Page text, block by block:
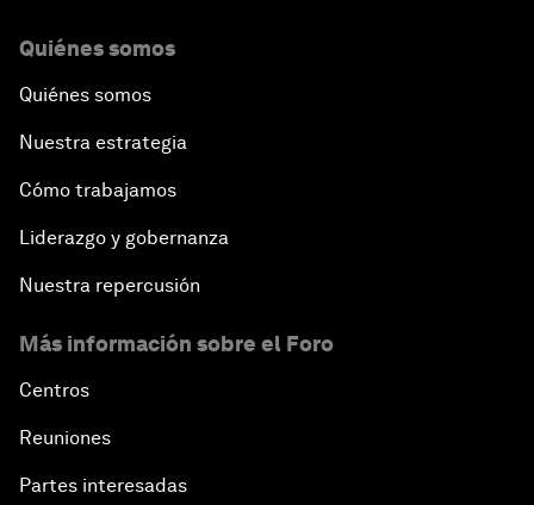
Quiénes somos
Quiénes somos
Nuestra estrategia
Cómo trabajamos
Liderazgo y gobernanza
Nuestra repercusión
Más información sobre el Foro
Centros
Reuniones
Partes interesadas